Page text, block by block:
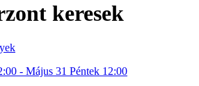
keresek
- Május 31 Péntek 12:00